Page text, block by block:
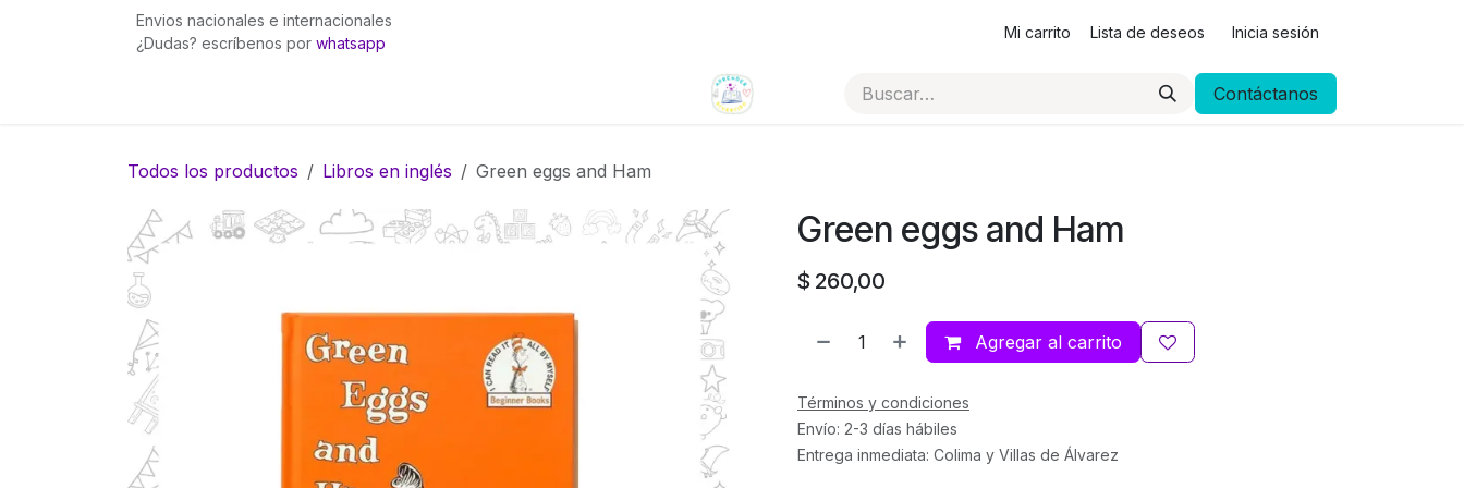
Envios nacionales e internacionales
¿Dudas? escríbenos por whatsapp
Mi carrito Lista de deseos Inicia sesión
Tienda por categorías Contáctanos
Todos los productos Libros en inglés Green eggs and Ham
Green eggs and Ham
$ 260,00
Agregar al carrito
Términos y condiciones
Envío: 2-3 días hábiles
Entrega inmediata: Colima y Villas de Álvarez